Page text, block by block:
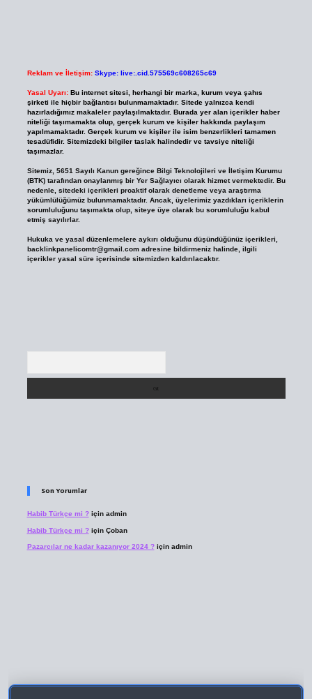
Reklam ve İletişim: Skype: live:.cid.575569c608265c69
Yasal Uyarı: Bu internet sitesi, herhangi bir marka, kurum veya şahıs
şirketi ile hiçbir bağlantısı bulunmamaktadır. Sitede yalnızca kendi
hazırladığımız makaleler paylaşılmaktadır. Burada yer alan içerikler haber
niteliği taşımamakta olup, gerçek kurum ve kişiler hakkında paylaşım
yapılmamaktadır. Gerçek kurum ve kişiler ile isim benzerlikleri tamamen
tesadüfidir. Sitemizdeki bilgiler taslak halindedir ve tavsiye niteliği
taşımazlar.
Sitemiz, 5651 Sayılı Kanun gereğince Bilgi Teknolojileri ve İletişim Kurumu
(BTK) tarafından onaylanmış bir Yer Sağlayıcı olarak hizmet vermektedir. Bu
nedenle, sitedeki içerikleri proaktif olarak denetleme veya araştırma
yükümlülüğümüz bulunmamaktadır. Ancak, üyelerimiz yazdıkları içeriklerin
sorumluluğunu taşımakta olup, siteye üye olarak bu sorumluluğu kabul
etmiş sayılırlar.
Hukuka ve yasal düzenlemelere aykırı olduğunu düşündüğünüz içerikleri,
backlinkpanelicomtr@gmail.comadresine bildirmeniz halinde, ilgili
içerikler yasal süre içerisinde sitemizden kaldırılacaktır.
Son Yorumlar
Habib Türkçe mi ?için admin
Habib Türkçe mi ?için Çoban
Pazarcılar ne kadar kazanıyor 2024 ?için admin